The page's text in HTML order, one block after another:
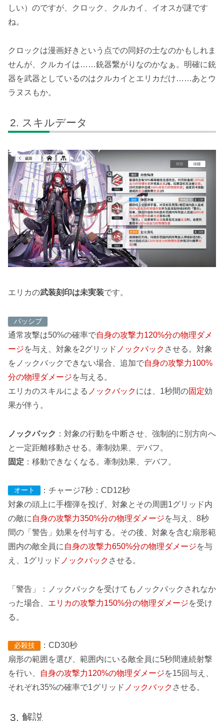
しい）のですが、クロック、クルカイ、イオスが謎です
ね。
クロックは漫画好きという点での同好の士なのかもしれま
せんが、クルカイは……銃器繋がりなのかなぁ。明確に銃
器を武器としているのはクルカイとエリカだけ……あとウ
ラヌスもか。
スキルデータ
エリカの武装刻印は未実装です。
パッシブ
通常攻撃は50%の確率で自身の攻撃力120%分の物理ダメ
ージを与え、対象を2グリッド ノックバック させる。対象
をノックバックできない場合、追加で自身の攻撃力100%
分の物理ダメージを与える。
エリカのスキルによる ノックバックには、1秒間の固定効
果が伴う。
ノックバック ：対象の行動を中断させ、強制的に別方向へ
と一定距離移動させる。牽制効果、デバフ。
固定 ：移動できなくなる。牽制効果、デバフ。
オート
：チャージ7秒：CD12秒
対象の頭上に手榴弾を投げ、対象とその周囲1グリッド内
の敵に 自身の攻撃力350%分の物理ダメージを与え、8秒
間の「警告」効果を付与する。その後、対象を含む扇形範
囲内の敵全員に 自身の攻撃力650%分の物理ダメージを与
え、1グリッド ノックバック させる。
「警告」：ノックバックを受けてもノックバックされなか
った場合、 エリカの攻撃力150%分の物理ダメージを受け
る。
必殺技
：CD30秒
扇形の範囲を選び、範囲内にいる敵全員に5秒間連続射撃
を行い、
自身の攻撃力120%の物理ダメージを15回与え、
それぞれ35%の確率で1グリッド ノックバック させる。
解説